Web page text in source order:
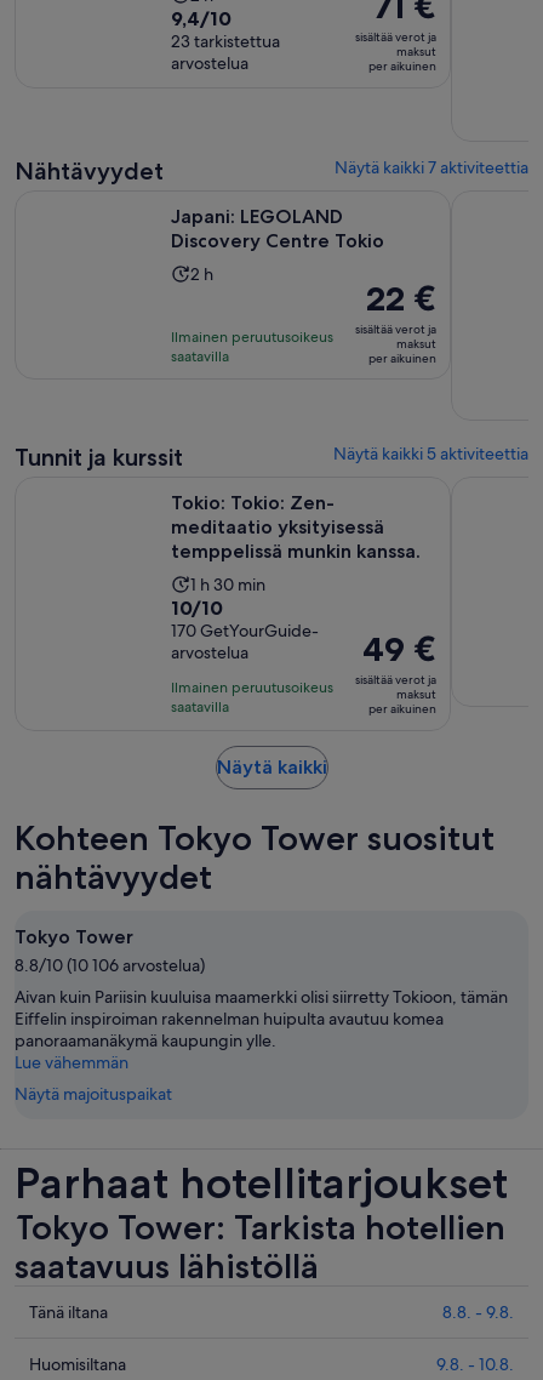
kesto
on
2
9.4
kautta
10,
9,4/10
23 tarkistettua
arvostelua
on
71 €
per
sisältää verot ja
maksut
per aikuinen
Nähtävyydet Näytä kaikki 7 aktiviteettia
Japani: LEGOLAND
Discovery Centre Tokio
Aktiviteetin
on
2
2 h
Ilmainen peruutusoikeus
saatavilla
Hinta
on
22 €
per
22 €
sisältää verot ja
maksut
per aikuinen
Tunnit ja kurssit Näytä kaikki 5 aktiviteettia
Tokio: Tokio: Zen-
meditaatio yksityisessä
temppelissä munkin kanssa.
Aktiviteetin
kesto
on
1
tunti
ja
minuuttia
1 h 30 min
10.0
kautta
10,
170
arvostelua
10/10
170 GetYourGuide-
arvostelua
Ilmainen peruutusoikeus
saatavilla
Hinta
on
49 €
per
49 €
sisältää verot ja
maksut
per aikuinen
Näytä kaikkiAukeaa
Kohteen Tokyo Tower suositut
nähtävyydet
Tokyo Tower
8.8/10 (10 106 arvostelua)
Aivan kuin Pariisin kuuluisa maamerkki olisi siirretty Tokioon, tämän
Eiffelin inspiroiman rakennelman huipulta avautuu komea
panoraamanäkymä kaupungin ylle.
Lue vähemmän
Näytä majoituspaikat
Parhaat hotellitarjoukset
Tokyo Tower: Tarkista hotellien
saatavuus lähistöllä
Tarkista
lähellä
Tänä iltana 8.8. - 9.8.
Tarkista
Huomisiltana 9.8. - 10.8.